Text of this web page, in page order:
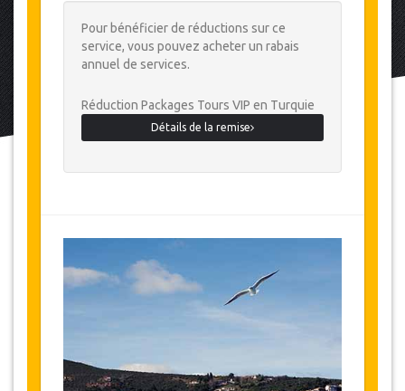
Pour bénéficier de réductions sur ce
service, vous pouvez acheter un rabais
annuel de services.
Réduction Packages Tours VIP en Turquie
Détails de la remise